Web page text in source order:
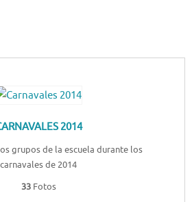
2014
grupos de la escuela durante los
carnavales de 2014
33Fotos